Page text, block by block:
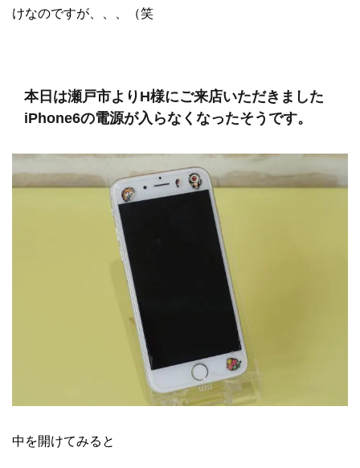
けなのですが、、、（笑
本日は瀬戸市よりH様にご来店いただきました
iPhone6の電源が入らなくなったそうです。
中を開けてみると